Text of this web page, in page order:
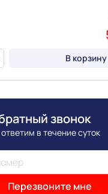
В корзину
звонок
в течение суток
Перезвоните мне